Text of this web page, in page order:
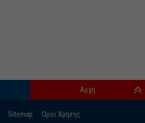
Sitemap Οροι Χρήσης
Αρχή